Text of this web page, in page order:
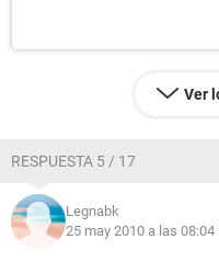
Ver
RESPUESTA 5 / 17
Legnabk
25 may 2010 a las 08:04